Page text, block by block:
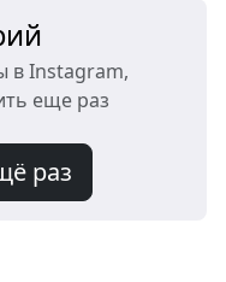
в Instagram,
еще раз
раз